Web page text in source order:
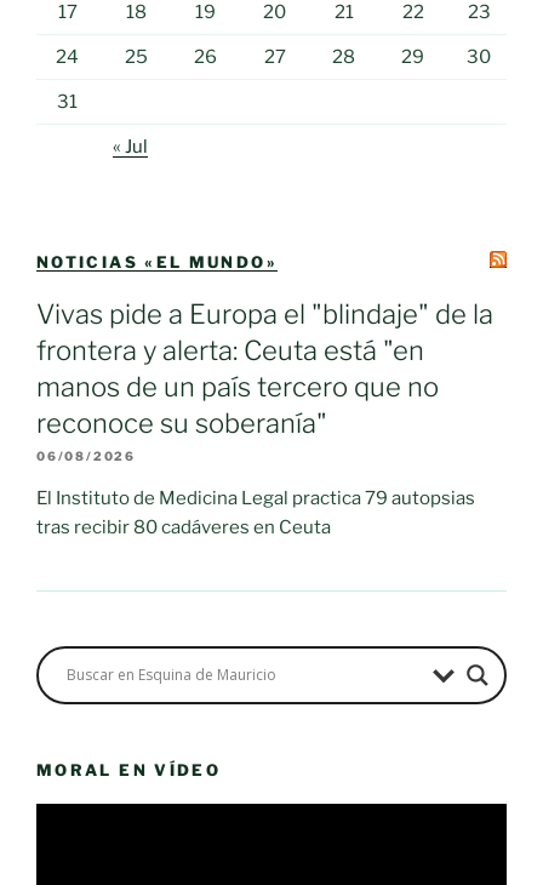
17 18 19 20 21 22 23
24 25 26 27 28 29 30
31
« Jul
NOTICIAS «EL MUNDO»
Vivas pide a Europa el "blindaje" de la
frontera y alerta: Ceuta está "en
manos de un país tercero que no
reconoce su soberanía"
06/08/2026
El Instituto de Medicina Legal practica 79 autopsias
tras recibir 80 cadáveres en Ceuta
MORAL EN VÍDEO